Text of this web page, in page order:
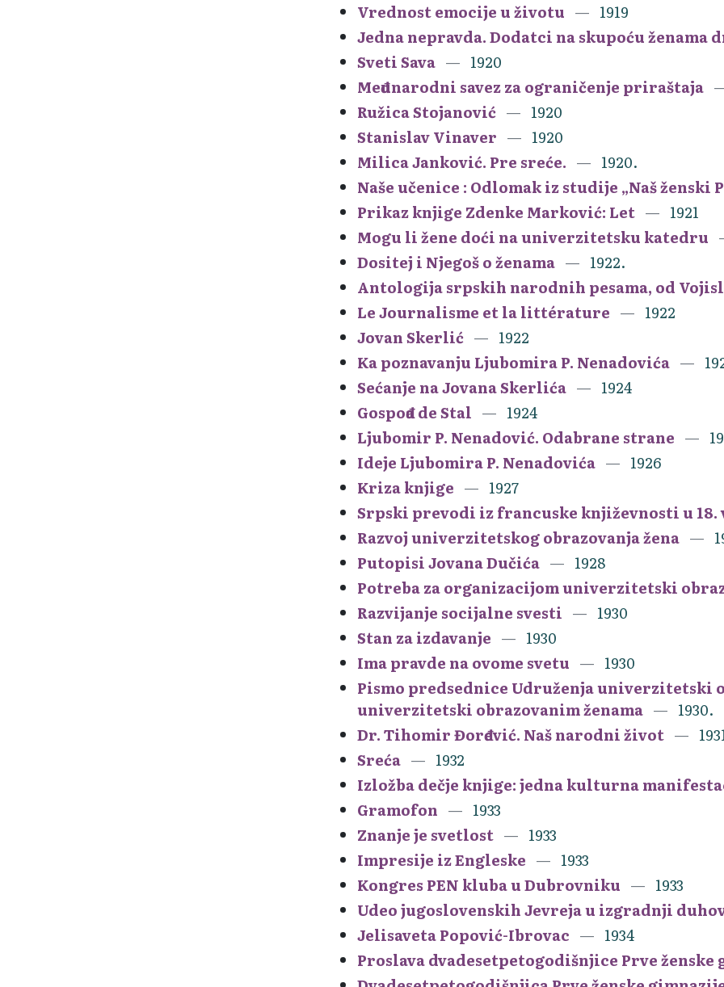
Vrednost emocije u životu
1919
Jedna nepravda. Dodatci na skupoću
Sveti Sava
1920
Međunarodni savez za ograničenje priraštaja
Ružica Stojanović
1920
Stanislav Vinaver
1920
Milica Janković. Pre sreće.
1920.
Naše učenice : Odlomak iz studije „Naš ženski
Prikaz knjige Zdenke Marković: Let
1921
Mogu li žene doći na univerzitetsku katedru
Dositej i Njegoš o ženama
1922.
Antologija srpskih narodnih pesama, od
Le Journalisme et la littérature
1922
Jovan Skerlić
1922
Ka poznavanju Ljubomira P. Nenadovića
Sećanje na Jovana Skerlića
1924
Gospođa de Stal
1924
Ljubomir P. Nenadović. Odabrane strane
Ideje Ljubomira P. Nenadovića
1926
Kriza knjige
1927
Srpski prevodi iz francuske književnosti u 18.
Razvoj univerzitetskog obrazovanja žena
Putopisi Jovana Dučića
1928
Potreba za organizacijom univerzitetski
Razvijanje socijalne svesti
1930
Stan za izdavanje
1930
Ima pravde na ovome svetu
1930
Pismo predsednice Udruženja univerzitetski
univerzitetski obrazovanim ženama
1930.
Dr. Tihomir Đorđević. Naš narodni život
Sreća
1932
Izložba dečje knjige: jedna kulturna
Gramofon
1933
Znanje je svetlost
1933
Impresije iz Engleske
1933
Kongres PEN kluba u Dubrovniku
1933
Udeo jugoslovenskih Jevreja u izgradnji
Jelisaveta Popović-Ibrovac
1934
Proslava dvadesetpetogodišnjice Prve ženske